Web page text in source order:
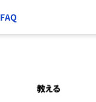
FAQ